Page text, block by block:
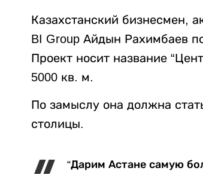
Казахстанский бизнесмен,
BI Group Айдын Рахимбаев
Проект носит название
5000 кв. м.
По замыслу она должна
столицы.
“Дарим Астане самую